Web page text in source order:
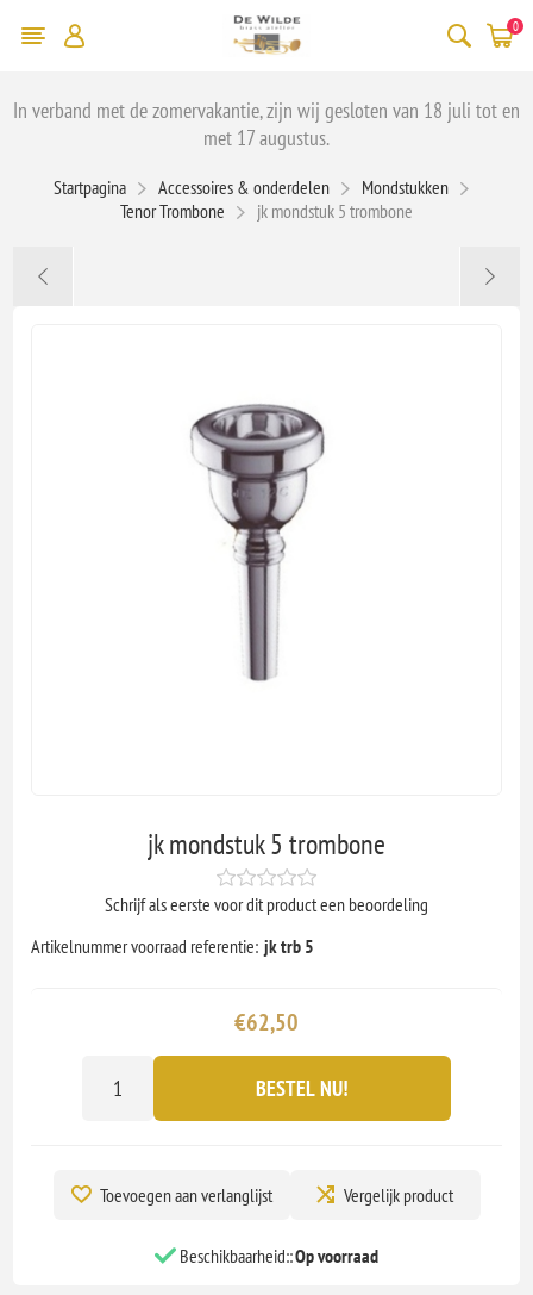
0
In verband met de zomervakantie, zijn wij gesloten van 18 juli tot en
met 17 augustus.
Startpagina Accessoires & onderdelen
Mondstukken
Tenor Trombone
jk mondstuk 5 trombone
jk mondstuk 5 trombone
Schrijf als eerste voor dit product een beoordeling
Artikelnummer voorraad referentie: jk trb 5
€62,50
BESTEL NU!
Toevoegen aan verlanglijst Vergelijk product
Beschikbaarheid::Op voorraad